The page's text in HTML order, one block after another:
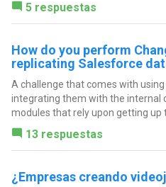
5 respuestas
How do you perform
replicating Salesforce
A challenge that comes with
integrating them with the internal
modules that rely upon getting up
13 respuestas
¿Empresas creando